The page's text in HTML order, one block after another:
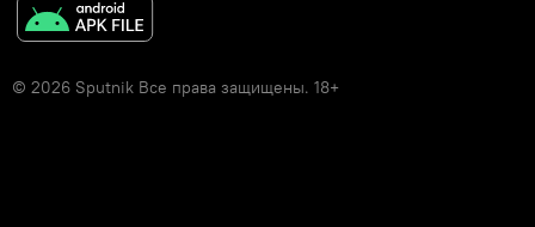
© 2026 Sputnik Все права защищены. 18+